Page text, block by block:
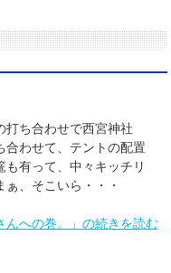
ち合わせで西宮神社
合わせて、テントの配置
有って、中々キッチリ
、そこいら・・・
んへの巻。」の続きを読む